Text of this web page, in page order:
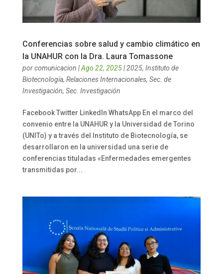
Conferencias sobre salud y cambio climático en
la UNAHUR con la Dra. Laura Tomassone
porcomunicacion |Ago 22, 2025|2025, Instituto de
Biotecnología, Relaciones Internacionales, Sec. de
Investigación, Sec. Investigación
Facebook Twitter LinkedIn WhatsApp En el marco del
convenio entre la UNAHUR y la Universidad de Torino
(UNITo) y a través del Instituto de Biotecnología, se
desarrollaron en la universidad una serie de
conferencias tituladas «Enfermedades emergentes
transmitidas por...